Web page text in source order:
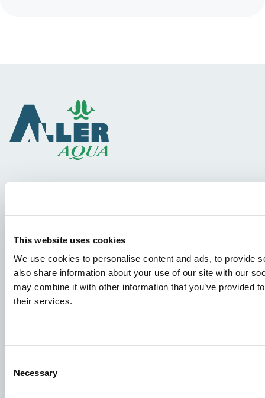
This website uses cookies
We use cookies to personalise content and ads, to provide
also share information about your use of our site with our
may combine it with other information that you’ve provided
their services.
Selection
Necessary
Yem konseptleri
Bilgi paylaşımı
İş başvuruları
Başvurunuzun doğru yere ulaştığından emin olmak için